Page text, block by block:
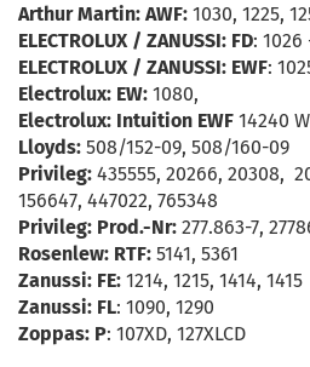
Arthur Martin: AWF: 1030, 1225,
ELECTROLUX / ZANUSSI: FD:
ELECTROLUX / ZANUSSI: EWF:
Electrolux: EW: 1080,
Electrolux: Intuition EWF 14240 W
Lloyds: 508/152-09, 508/160-09
Privileg: 435555, 20266, 20308,
156647, 447022, 765348
Privileg: Prod.-Nr: 277.863-7,
Rosenlew: RTF: 5141, 5361
Zanussi: FE: 1214, 1215, 1414, 1415
Zanussi: FL: 1090, 1290
Zoppas: P: 107XD, 127XLCD